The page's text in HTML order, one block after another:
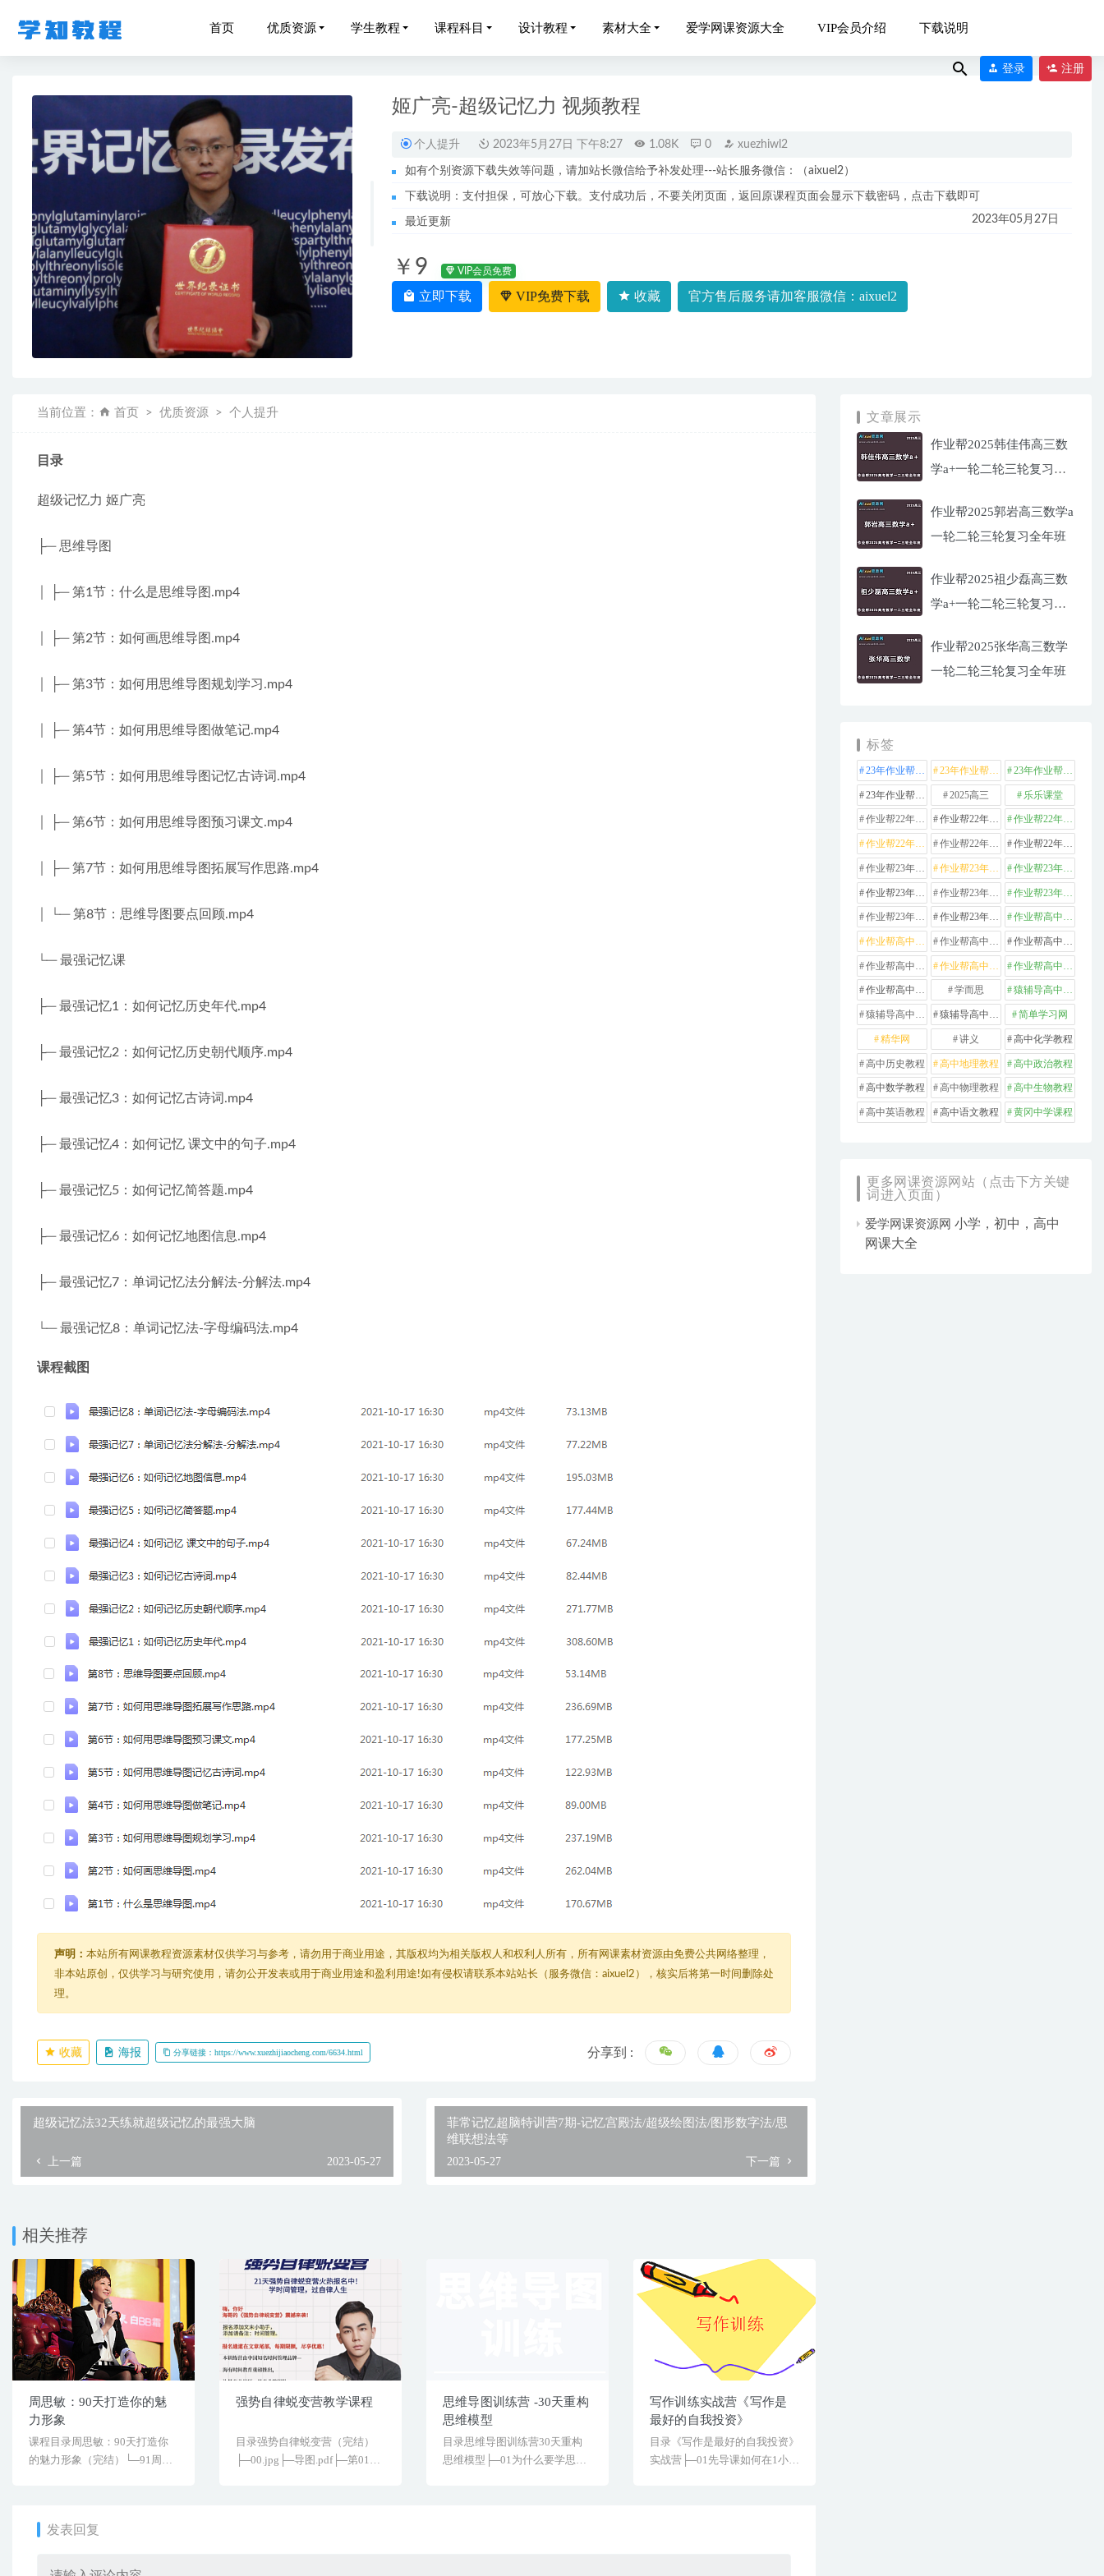
首页 优质资源 学生教程 课程科目 设计教程 素材大全 爱学网课资源大全 VIP会员介绍 下载说明
登录 注册
姬广亮-超级记忆力 视频教程
个人提升 2023年5月27日 下午8:27 1.08K 0 xuezhiwl2
如有个别资源下载失效等问题，请加站长微信给予补发处理---站长服务微信：（aixuel2）
下载说明：支付担保，可放心下载。支付成功后，不要关闭页面，返回原课程页面会显示下载密码，点击下载即可
最近更新 2023年05月27日
￥9 VIP会员免费
立即下载 VIP免费下载 收藏 官方售后服务请加客服微信：aixuel2
当前位置： 首页 优质资源 个人提升
目录
超级记忆力 姬广亮
├─ 思维导图
│ ├─ 第1节：什么是思维导图.mp4
│ ├─ 第2节：如何画思维导图.mp4
│ ├─ 第3节：如何用思维导图规划学习.mp4
│ ├─ 第4节：如何用思维导图做笔记.mp4
│ ├─ 第5节：如何用思维导图记忆古诗词.mp4
│ ├─ 第6节：如何用思维导图预习课文.mp4
│ ├─ 第7节：如何用思维导图拓展写作思路.mp4
│ └─ 第8节：思维导图要点回顾.mp4
└─ 最强记忆课
├─ 最强记忆1：如何记忆历史年代.mp4
├─ 最强记忆2：如何记忆历史朝代顺序.mp4
├─ 最强记忆3：如何记忆古诗词.mp4
├─ 最强记忆4：如何记忆 课文中的句子.mp4
├─ 最强记忆5：如何记忆简答题.mp4
├─ 最强记忆6：如何记忆地图信息.mp4
├─ 最强记忆7：单词记忆法分解法-分解法.mp4
└─ 最强记忆8：单词记忆法-字母编码法.mp4
课程截图
声明： 本站所有网课教程资源素材仅供学习与参考，请勿用于商业用途，其版权均为相关版权人和权利人所有，所有网课素材资源由免费公共网络整理，
非本站原创，仅供学习与研究使用，请勿公开发表或用于商业用途和盈利用途!如有侵权请联系本站站长（服务微信：aixuel2），核实后将第一时间删除处
理。
收藏 海报 分享链接：https://www.xuezhijiaocheng.com/6634.html 分享到 :
超级记忆法32天练就超级记忆的最强大脑
上一篇 2023-05-27
菲常记忆超脑特训营7期-记忆宫殿法/超级绘图法/图形数字法/思
维联想法等
2023-05-27 下一篇
相关推荐
周思敏：90天打造你的魅
力形象
课程目录周思敏：90天打造你
的魅力形象（完结）└─91周思
强势自律蜕变营教学课程
目录强势自律蜕变营（完结）
├─00.jpg├─导图.pdf├─第01堂
思维导图训练营 -30天重构
思维模型
目录思维导图训练营30天重构
思维模型├─01为什么要学思维
写作训练实战营《写作是
最好的自我投资》
目录《写作是最好的自我投资》
实战营├─01先导课如何在1小时
发表回复
文章展示
作业帮2025韩佳伟高三数
学a+一轮二轮三轮复习全
作业帮2025郭岩高三数学a
一轮二轮三轮复习全年班
作业帮2025祖少磊高三数
学a+一轮二轮三轮复习全
作业帮2025张华高三数学
一轮二轮三轮复习全年班
标签
23年作业帮高中化学 23年作业帮高中数学 23年作业帮高中物理
23年作业帮高中英语 2025高三 乐乐课堂
作业帮22年高中化学 作业帮22年高中数学 作业帮22年高中物理
作业帮22年高中生物 作业帮22年高中英语 作业帮22年高中语文
作业帮23年高中化学 作业帮23年高中历史 作业帮23年高中地理
作业帮23年高中数学 作业帮23年高中物理 作业帮23年高中生物
作业帮23年高中英语 作业帮23年高中语文 作业帮高中化学
作业帮高中地理 作业帮高中政治 作业帮高中数学
作业帮高中物理 作业帮高中生物 作业帮高中英语
作业帮高中语文 学而思 猿辅导高中数学
猿辅导高中物理 猿辅导高中英语 简单学习网
精华网 讲义 高中化学教程
高中历史教程 高中地理教程 高中政治教程
高中数学教程 高中物理教程 高中生物教程
高中英语教程 高中语文教程 黄冈中学课程
更多网课资源网站（点击下方关键
词进入页面）
爱学网课资源网 小学，初中，高中
网课大全
2023赵礼显高三数学视频教程+讲义暑假班+秋季班 2023-01-20
作业帮高中物理网课2023杨慧英高三物理a+视频教程+讲义暑假班
高中历史网课教程作业帮2023刘莹莹高三历史a＋视频教程+讲义（暑假班）
作业帮2022李婷怡高三物理复习视频教程+讲义全年班（暑假+秋季+寒假+春季）
04-14
2022何凯文考研英语新文道团队冲刺密训系列教学课程